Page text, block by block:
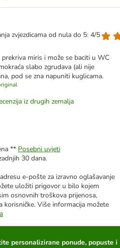
zvjezdicama od nula do 5: 4/5
miris i može se baciti u WC
slabo zgrudava (ali nije
pod se zna napuniti kuglicama.
iz drugih zemalja
** Posebni uvjeti
30 dana.
e-pošte za izravno oglašavanje
uložiti prigovor u bilo kojem
osnovnih troškova prijenosa,
Više informacija možete
personalizirane ponude, popuste i